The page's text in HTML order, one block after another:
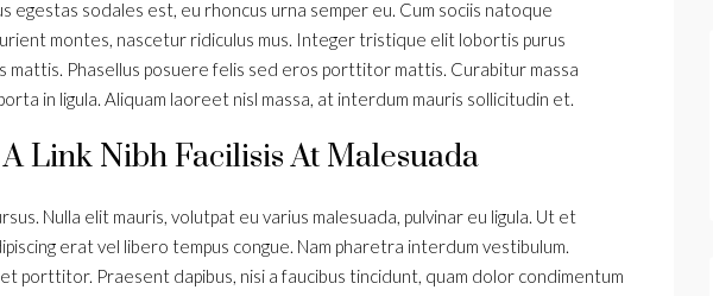
egestas sodales est, eu rhoncus urna semper eu. Cum sociis natoque
montes, nascetur ridiculus mus. Integer tristique elit lobortis purus
mattis. Phasellus posuere felis sed eros porttitor mattis. Curabitur massa
in ligula. Aliquam laoreet nisl massa, at interdum mauris sollicitudin et.
Link Nibh Facilisis At Malesuada
Nulla elit mauris, volutpat eu varius malesuada, pulvinar eu ligula. Ut et
erat vel libero tempus congue. Nam pharetra interdum vestibulum.
porttitor. Praesent dapibus, nisi a faucibus tincidunt, quam dolor condimentum